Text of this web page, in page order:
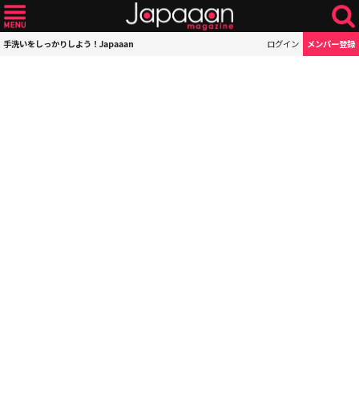
手洗いをしっかりしよう！Japaaan ログイン メンバー登録